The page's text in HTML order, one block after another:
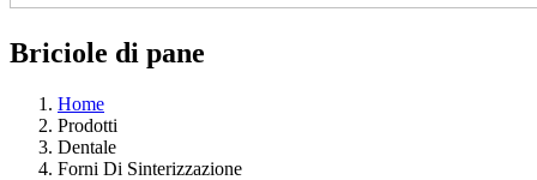
Briciole di pane
Home
Prodotti
Dentale
Forni Di Sinterizzazione